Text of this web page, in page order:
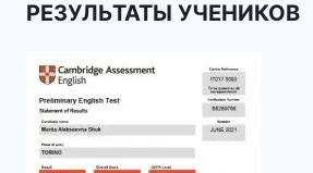
РЕЗУЛЬТАТЫ УЧЕНИКОВ